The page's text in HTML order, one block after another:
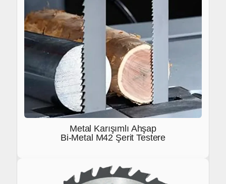
Metal Karışımlı Ahşap
Bi-Metal M42 Şerit Testere